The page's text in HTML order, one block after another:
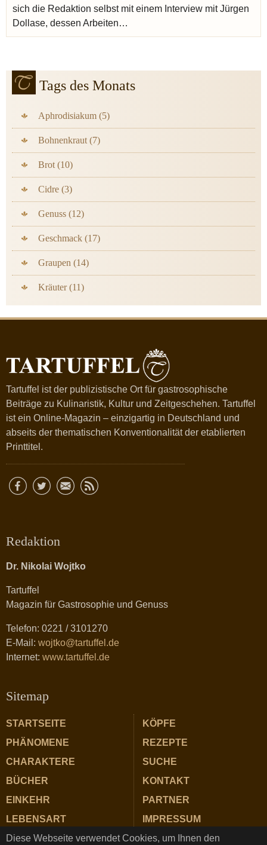
Diese Webseite verwendet Cookies, um Ihnen den
sich die Redaktion selbst mit einem Interview mit Jürgen
Dollase, dessen Arbeiten…
Tags des Monats
Aphrodisiakum (5)
Bohnenkraut (7)
Brot (10)
Cidre (3)
Genuss (12)
Geschmack (17)
Graupen (14)
Kräuter (11)
Tartuffel ist der publizistische Ort für gastrosophische
Beiträge zu Kulinaristik, Kultur und Zeitgeschehen. Tartuffel
ist ein Online-Magazin – einzigartig in Deutschland und
abseits der thematischen Konventionalität der etablierten
Printtitel.
Redaktion
Dr. Nikolai Wojtko
Tartuffel
Magazin für Gastrosophie und Genuss
Telefon: 0221 / 3101270
E-Mail: wojtko@tartuffel.de
Internet: www.tartuffel.de
Sitemap
STARTSEITE
PHÄNOMENE
CHARAKTERE
BÜCHER
EINKEHR
LEBENSART
ZUTATEN
KÖPFE
REZEPTE
SUCHE
KONTAKT
PARTNER
IMPRESSUM
DATENSCHUTZ